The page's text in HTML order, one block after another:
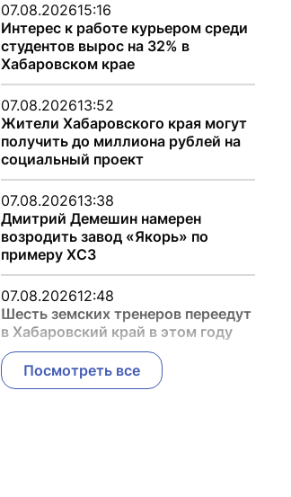
07.08.202615:16
Интерес к работе курьером среди
студентов вырос на 32% в
Хабаровском крае
07.08.202613:52
Жители Хабаровского края могут
получить до миллиона рублей на
социальный проект
07.08.202613:38
Дмитрий Демешин намерен
возродить завод «Якорь» по
примеру ХСЗ
07.08.202612:48
Шесть земских тренеров переедут
в Хабаровский край в этом году
Посмотреть все